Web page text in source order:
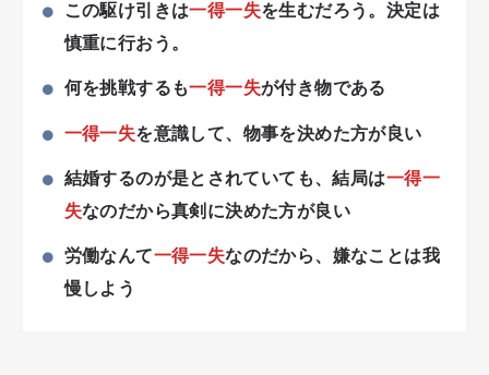
この駆け引きは一得一失を生むだろう。決定は
慎重に行おう。
何を挑戦するも一得一失が付き物である
一得一失を意識して、物事を決めた方が良い
結婚するのが是とされていても、結局は一得一
失なのだから真剣に決めた方が良い
労働なんて一得一失なのだから、嫌なことは我
慢しよう